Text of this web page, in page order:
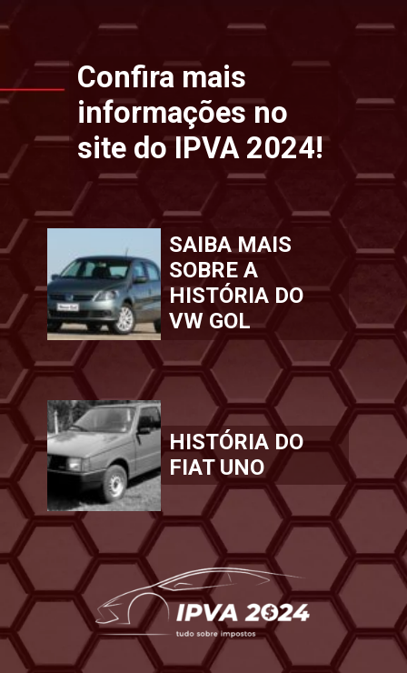
Openinghttps://www.ipvaconsulta.app.br/
SAIBA MAIS
SOBRE A
HISTÓRIA DO
VW GOL
HISTÓRIA DO
FIAT UNO
Confira mais
informações no
site do IPVA 2024!